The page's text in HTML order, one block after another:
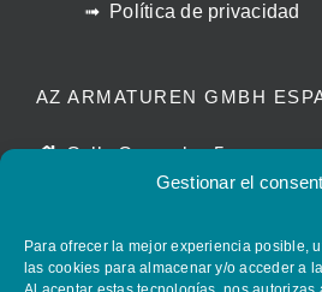
Gestionar el
Para ofrecer la mejor experiencia posible,
las cookies para almacenar y/o acceder a
Política de privacidad
AZ ARMATUREN GMBH
Calle Caracolas 5
11011 Cádiz – España
+34 658 399 110